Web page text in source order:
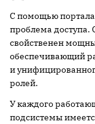
С помощью
проблема
свойственен
обеспечивающий
и
ролей.
У каждого
подсистемы